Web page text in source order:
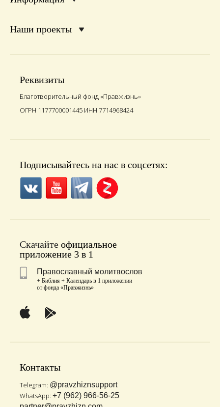
Наши проекты
Реквизиты
Благотворительный фонд «Правжизнь»
ОГРН 1177700001445 ИНН 7714968424
Подписывайтесь на нас в соцсетях:
Скачайте официальное
приложение 3 в 1
Православный молитвослов
+ Библия + Календарь в 1 приложении
от фонда «Правжизнь»
Контакты
Telegram: @pravzhiznsupport
WhatsApp: +7 (962) 966-56-25